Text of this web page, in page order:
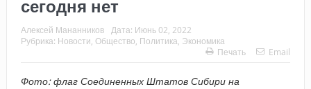
сегодня нет
Алексей Мананников Дата: Июнь 02, 2022
Рубрика: Новости, Общество, Политика, Экономика
Печать
Email
Фото: флаг Соединенных Штатов Сибири на